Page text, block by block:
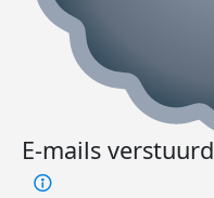
E-mails verstuurd